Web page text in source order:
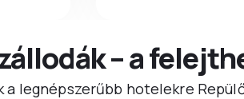
– a
a legnépszerűbb hotelekre